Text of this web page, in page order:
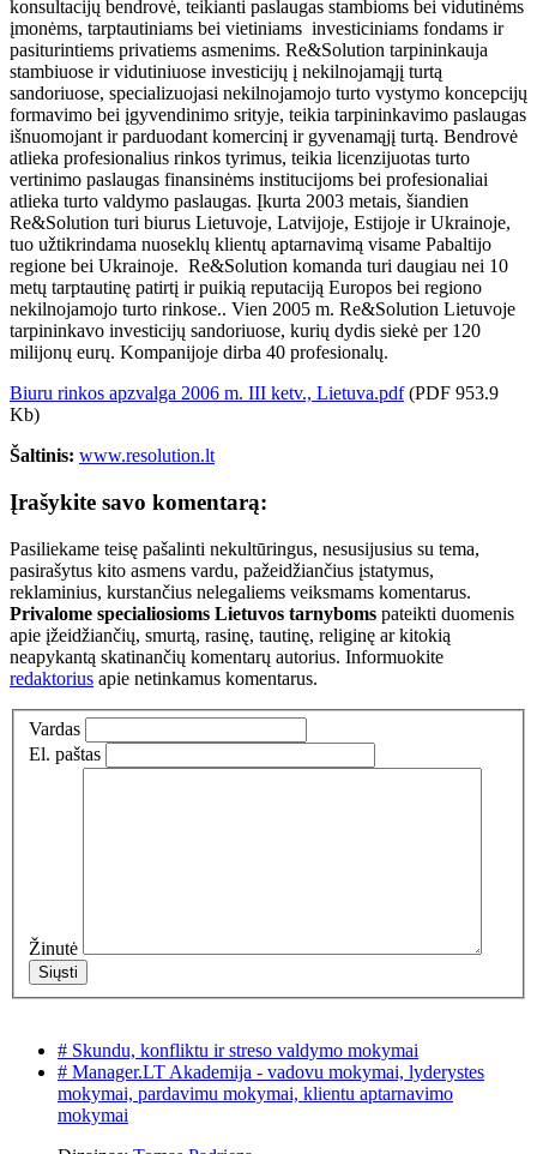
konsultacijų bendrovė, teikianti paslaugas stambioms bei vidutinėms
įmonėms, tarptautiniams bei vietiniams investiciniams fondams ir
pasiturintiems privatiems asmenims. Re&Solution tarpininkauja
stambiuose ir vidutiniuose investicijų į nekilnojamąjį turtą
sandoriuose, specializuojasi nekilnojamojo turto vystymo koncepcijų
formavimo bei įgyvendinimo srityje, teikia tarpininkavimo paslaugas
išnuomojant ir parduodant komercinį ir gyvenamąjį turtą. Bendrovė
atlieka profesionalius rinkos tyrimus, teikia licenzijuotas turto
vertinimo paslaugas finansinėms institucijoms bei profesionaliai
atlieka turto valdymo paslaugas. Įkurta 2003 metais, šiandien
Re&Solution turi biurus Lietuvoje, Latvijoje, Estijoje ir Ukrainoje,
tuo užtikrindama nuoseklų klientų aptarnavimą visame Pabaltijo
regione bei Ukrainoje. Re&Solution komanda turi daugiau nei 10
metų tarptautinę patirtį ir puikią reputaciją Europos bei regiono
nekilnojamojo turto rinkose.. Vien 2005 m. Re&Solution Lietuvoje
tarpininkavo investicijų sandoriuose, kurių dydis siekė per 120
milijonų eurų. Kompanijoje dirba 40 profesionalų.
Biuru rinkos apzvalga 2006 m. III ketv., Lietuva.pdf(PDF 953.9
Kb)
Šaltinis: www.resolution.lt
Įrašykite savo komentarą:
Pasiliekame teisę pašalinti nekultūringus, nesusijusius su tema,
pasirašytus kito asmens vardu, pažeidžiančius įstatymus,
reklaminius, kurstančius nelegaliems veiksmams komentarus.
Privalome specialiosioms Lietuvos tarnyboms pateikti duomenis
apie įžeidžiančių, smurtą, rasinę, tautinę, religinę ar kitokią
neapykantą skatinančių komentarų autorius. Informuokite
redaktorius apie netinkamus komentarus.
Vardas
El. paštas
Žinutė
# Skundu, konfliktu ir streso valdymo mokymai
# Manager.LT Akademija - vadovu mokymai, lyderystes
mokymai, pardavimu mokymai, klientu aptarnavimo
mokymai